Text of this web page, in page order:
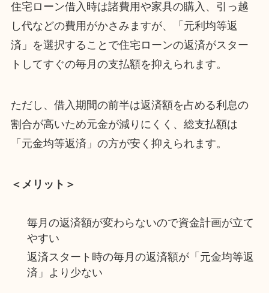
住宅ローン借入時は諸費用や家具の購入、引っ越
し代などの費用がかさみますが、「元利均等返
済」を選択することで住宅ローンの返済がスター
トしてすぐの毎月の支払額を抑えられます。
ただし、借入期間の前半は返済額を占める利息の
割合が高いため元金が減りにくく、総支払額は
「元金均等返済」の方が安く抑えられます。
＜メリット＞
毎月の返済額が変わらないので資金計画が立て
やすい
返済スタート時の毎月の返済額が「元金均等返
済」より少ない